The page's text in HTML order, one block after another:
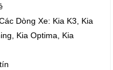
Dòng Xe: Kia K3, Kia
Kia Optima, Kia